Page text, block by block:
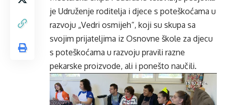
je Udruženje roditelja i djece s poteškoćama u
razvoju „Vedri osmijeh“, koji su skupa sa
svojim prijateljima iz Osnovne škole za djecu
s poteškoćama u razvoju pravili razne
pekarske proizvode, ali i ponešto naučili.